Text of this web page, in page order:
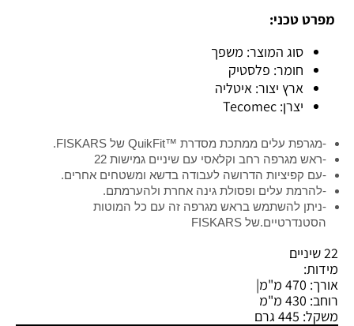
מפרט טכני:
סוג המוצר: משפך
חומר: פלסטיק
ארץ יצור: איטליה
יצרן: Tecomec
-מגרפת עלים ממתכת מסדרת ™QuikFit של FISKARS.
-ראש מגרפה רחב וקלאסי עם שיניים גמישות 22
-עם קפיציות הדרושה לעבודה בדשא ומשטחים אחרים.
-להרמת עלים ופסולת גינה אחרת ולהערמתם.
-ניתן להשתמש בראש מגרפה זה עם כל המוטות
הסטנדרטיים.של FISKARS
22 שיניים
מידות:
אורך: 470 מ"מ|
רוחב: 430 מ"מ
משקל: 445 גרם